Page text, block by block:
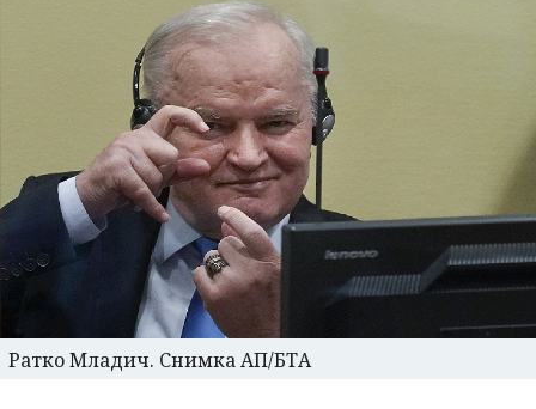
Ратко Младич. Снимка АП/БТА